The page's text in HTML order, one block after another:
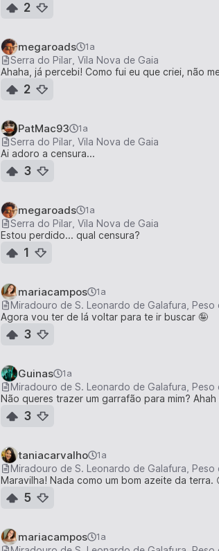
2
megaroads 1a
Serra do Pilar, Vila Nova de Gaia
Ahaha, já percebi! Como fui eu que criei, não
2
PatMac93 1a
Serra do Pilar, Vila Nova de Gaia
Ai adoro a censura...
3
megaroads 1a
Serra do Pilar, Vila Nova de Gaia
Estou perdido... qual censura?
1
mariacampos 1a
Miradouro de S. Leonardo de Galafura, Peso
Agora vou ter de lá voltar para te ir buscar 🤪
3
Guinas 1a
Miradouro de S. Leonardo de Galafura, Peso
Não queres trazer um garrafão para mim?
3
taniacarvalho 1a
Miradouro de S. Leonardo de Galafura, Peso
Maravilha! Nada como um bom azeite da
5
mariacampos 1a